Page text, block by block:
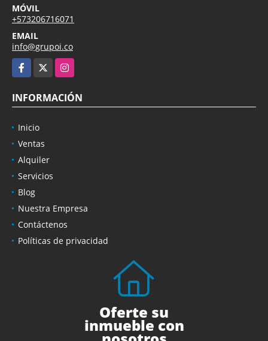
MÓVIL
+573206716071
EMAIL
info@grupoi.co
Facebook
Instagram
INFORMACIÓN
Inicio
Ventas
Alquiler
Servicios
Blog
Nuestra Empresa
Contáctenos
Políticas de privacidad
Oferte su
inmueble con